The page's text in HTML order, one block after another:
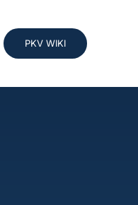
PKV WIKI